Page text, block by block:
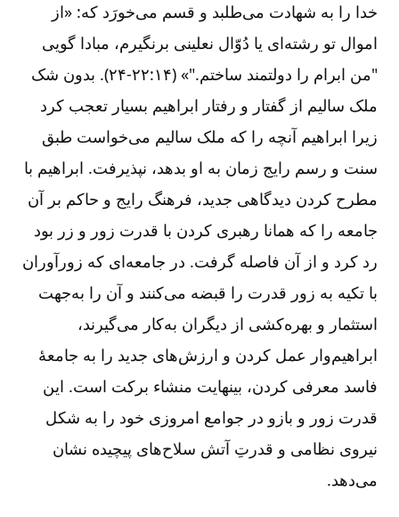
خدا را به شهادت می‌طلبد و قسم می‌خورَد که: «از
اموال تو رشته‌ای یا دُوّال نعلینی برنگیرم، مبادا گویی
"من ابرام را دولتمند ساختم."» (۱۴:‏۲۲-‏‏‏۲۴). بدون شک
ملک سالیم از گفتار و رفتار ابراهیم بسیار تعجب کرد
زیرا ابراهیم آنچه را که ملک سالیم می‌خواست طبق
سنت و رسم رایج زمان به او بدهد، نپذیرفت. ابراهیم با
مطرح کردن دیدگاهی جدید، فرهنگ رایج و حاکم بر آن
جامعه را که همانا رهبری کردن با قدرت زور و زر بود
رد کرد و از آن فاصله گرفت. در جامعه‌ای که زورآوران
با تکیه به زور قدرت را قبضه می‌کنند و آن را به‌جهت
استثمار و بهره‌کشی از دیگران به‌کار می‌گیرند،
ابراهیم‌وار عمل کردن و ارزش‌های جدید را به جامعۀ
فاسد معرفی کردن، بینهایت منشاء برکت است. این
قدرت زور و بازو در جوامع امروزی خود را به شکل
نیروی نظامی‌ و قدرتِ آتش سلاح‌های پیچیده نشان
می‌دهد.